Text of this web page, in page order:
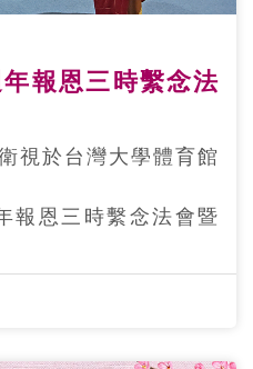
報恩三時繫念法
視於台灣大學體育館
報恩三時繫念法會暨